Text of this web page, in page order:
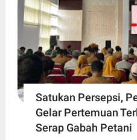
Satukan Persepsi,
Gelar Pertemuan
Serap Gabah Petani